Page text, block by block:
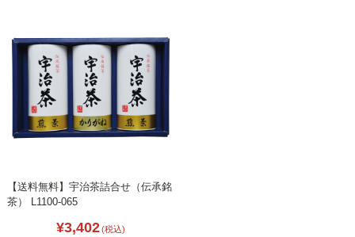
【送料無料】宇治茶詰合せ（伝承銘
茶） L1100-065
¥3,402(税込)